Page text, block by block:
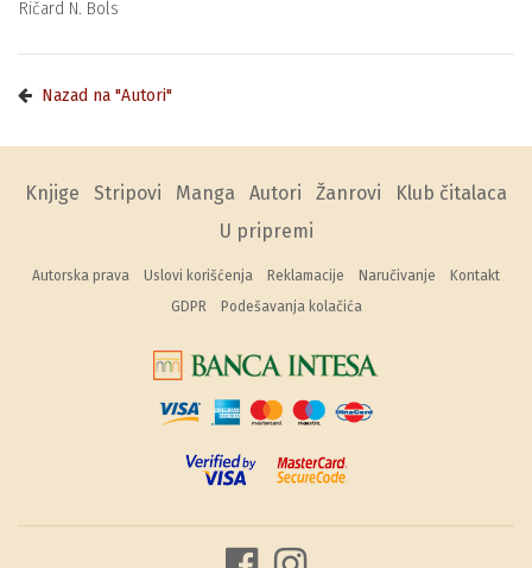
Ričard N. Bols
Nazad na "Autori"
Knjige Stripovi Manga Autori Žanrovi
Klub čitalaca
U pripremi
Autorska prava Uslovi korišćenja Reklamacije Naručivanje
Kontakt
GDPR
Podešavanja kolačića